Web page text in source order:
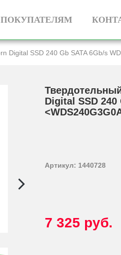
ПОКУПАТЕЛЯМ
Digital SSD 240 Gb SATA 6Gb/­s
Digital SSD 240
Артикул: 1440728
7 325 руб.